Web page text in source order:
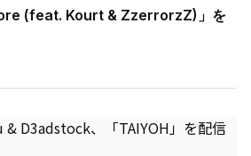
(feat. Kourt & ZzerrorzZ)」を